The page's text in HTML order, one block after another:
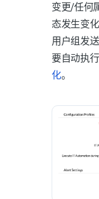
变更/任何
态发生变
用户组发送
要自动执
化。